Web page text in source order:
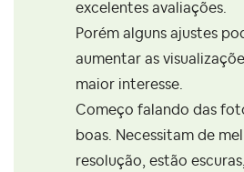
excelentes avaliações.
Porém alguns ajustes
aumentar as
maior interesse.
Começo falando das
boas. Necessitam de
resolução, estão